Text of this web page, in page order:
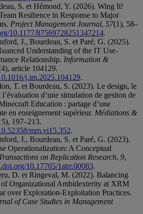
S. et Hémond, Y. (2026). Wing It!
Resilience in Response to Major
Project Management Journal, 57(1), 58–
10.1177/87569728251347214.
J., Bourdeau, S. et Paré, G. (2025).
Understanding of the IT Use-
Relationship. Information &
article 104129.
j.im.2025.104129.
T. et Bourdeau, S. (2023). Le design, le
d’une simulation de gestion de
Education : partage d’une
en enseignement supérieur. Médiations &
197–213.
mm.vi15.352.
J., Bourdeau, S. et Paré, G. (2023).
Operationalization: A Conceptual
on Replication Research, 9,
10.17705/1atrr.00083.
D. et Ringeval, M. (2022). Balancing
of Organizational Ambidexterity at XRM
over Exploration-Exploitation Practices.
of Case Studies in Management